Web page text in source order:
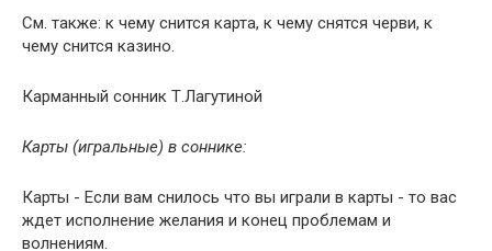
См. также: к чему снится карта, к чему снятся черви, к
чему снится казино.
Карманный сонник Т.Лагутиной
Карты (игральные) в соннике:
Карты - Если вам снилось что вы играли в карты - то вас
ждет исполнение желания и конец проблемам и
волнениям.